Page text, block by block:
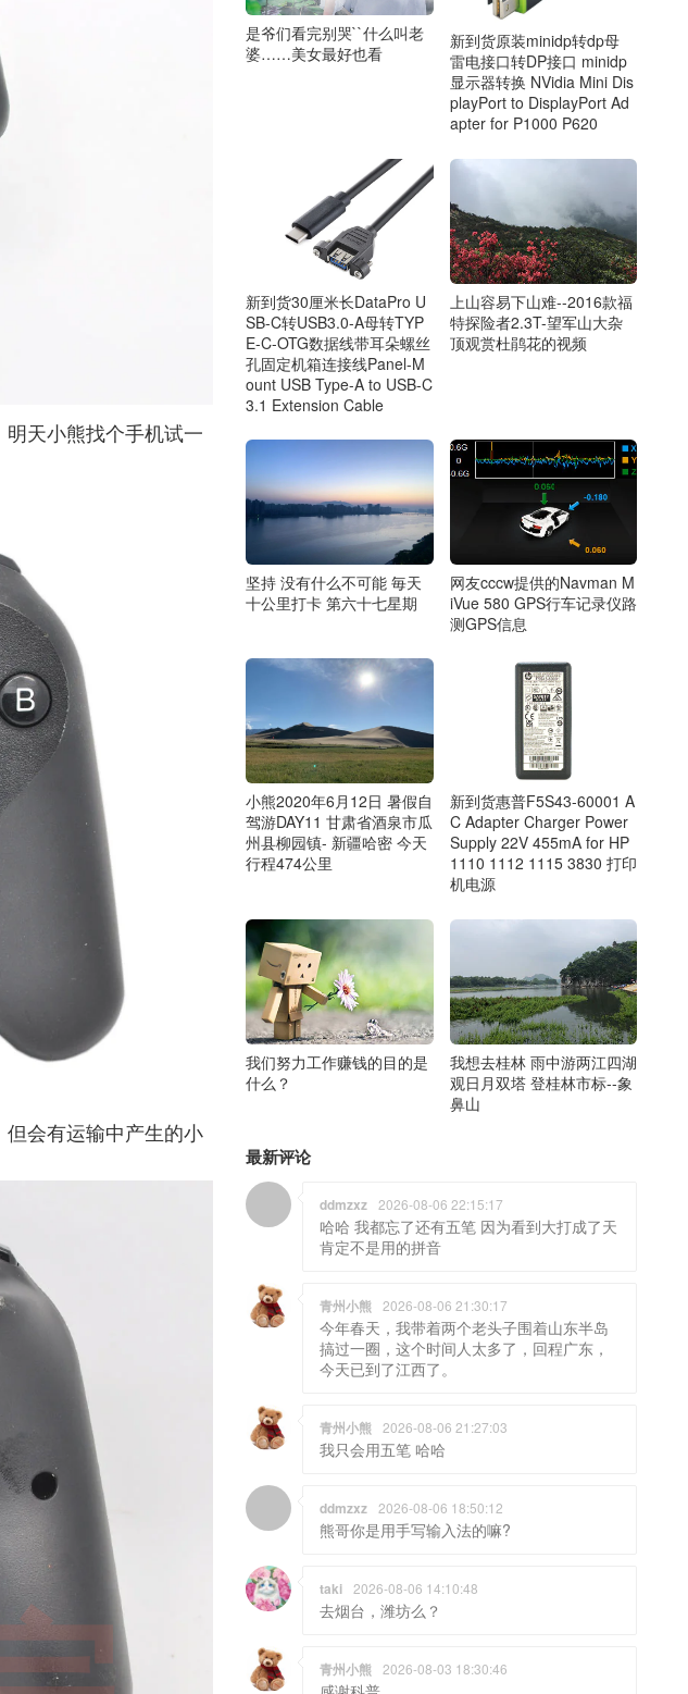
天小熊找个手机试一
会有运输中产生的小
是爷们看完别哭``什么叫老
婆……美女最好也看
新到货原装minidp转dp母
雷电接口转DP接口 minidp
显示器转换 NVidia Mini Dis
playPort to DisplayPort Ad
apter for P1000 P620
新到货30厘米长DataPro U
SB-C转USB3.0-A母转TYP
E-C-OTG数据线带耳朵螺丝
孔固定机箱连接线Panel-M
ount USB Type-A to USB-C
3.1 Extension Cable
上山容易下山难--2016款福
特探险者2.3T-望军山大杂
顶观赏杜鹃花的视频
坚持 没有什么不可能 毎天
十公里打卡 第六十七星期
网友cccw提供的Navman M
iVue 580 GPS行车记录仪路
测GPS信息
小熊2020年6月12日 暑假自
驾游DAY11 甘肃省酒泉市瓜
州县柳园镇- 新疆哈密 今天
行程474公里
新到货惠普F5S43-60001 A
C Adapter Charger Power
Supply 22V 455mA for HP
1110 1112 1115 3830 打印
机电源
我们努力工作赚钱的目的是
什么？
我想去桂林 雨中游两江四湖
观日月双塔 登桂林市标--象
鼻山
最新评论
ddmzxz 2026-08-06 22:15:17
哈哈 我都忘了还有五笔 因为看到大打成了天
肯定不是用的拼音
青州小熊 2026-08-06 21:30:17
今年春天，我带着两个老头子围着山东半岛
搞过一圈，这个时间人太多了，回程广东，
今天已到了江西了。
青州小熊 2026-08-06 21:27:03
我只会用五笔 哈哈
ddmzxz 2026-08-06 18:50:12
熊哥你是用手写输入法的嘛?
taki 2026-08-06 14:10:48
去烟台，潍坊么？
青州小熊 2026-08-03 18:30:46